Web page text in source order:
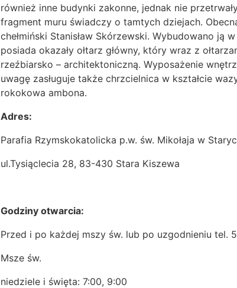
również inne budynki zakonne, jednak nie
fragment muru świadczy o tamtych dziejach.
chełmiński Stanisław Skórzewski. Wybudowano ją
posiada okazały ołtarz główny, który wraz z
rzeźbiarsko – architektoniczną. Wyposażenie
uwagę zasługuje także chrzcielnica w kształcie
rokokowa ambona.
Adres:
Parafia Rzymskokatolicka p.w. św. Mikołaja w
ul.Tysiąclecia 28, 83-430 Stara Kiszewa
Godziny otwarcia:
Przed i po każdej mszy św. lub po uzgodnieniu tel.
Msze św.
niedziele i święta: 7:00, 9:00